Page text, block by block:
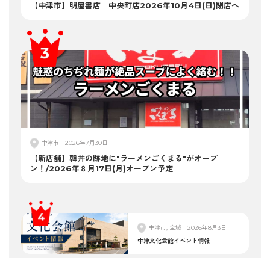
【中津市】明屋書店 中央町店2026年10月4日(日)閉店へ
中津市 2026年7月30日
【新店舗】韓丼の跡地に"ラーメンごくまる"がオープ
ン！/2026年８月17日(月)オープン予定
中津市, 全域
2026年8月3日
中津文化会館イベント情報